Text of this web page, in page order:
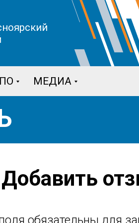
МЕДИА
Добавить
обязательны для